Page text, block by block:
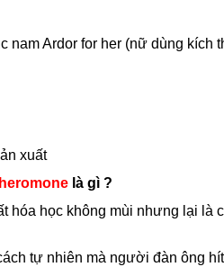
nam Ardor for her (nữ dùng kích
xuất
là gì ?
hóa học không mùi nhưng lại là
tự nhiên mà người đàn ông